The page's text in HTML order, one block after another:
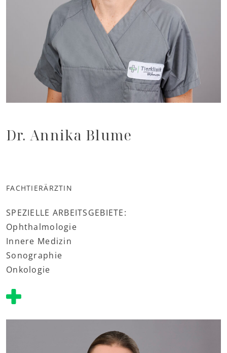
Dr. Annika Blume
FACHTIERÄRZTIN
SPEZIELLE ARBEITSGEBIETE:
Ophthalmologie
Innere Medizin
Sonographie
Onkologie